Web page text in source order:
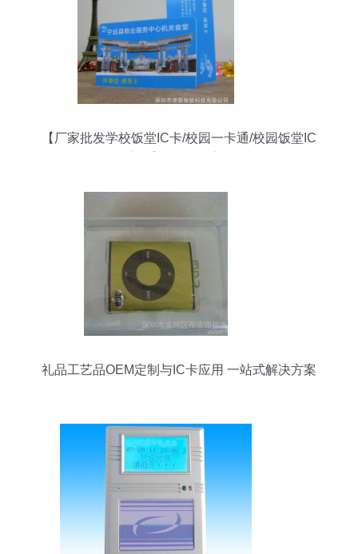
【厂家批发学校饭堂IC卡/校园一卡通/校园饭堂IC
礼品工艺品OEM定制与IC卡应用 一站式解决方案